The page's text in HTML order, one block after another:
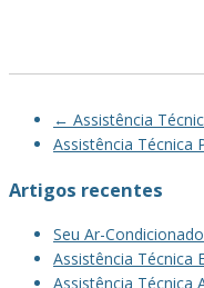
Post← Assistência
Assistência Técnica
Artigos recentes
Seu Ar-
Assistência Técnica
Assistência Técnica